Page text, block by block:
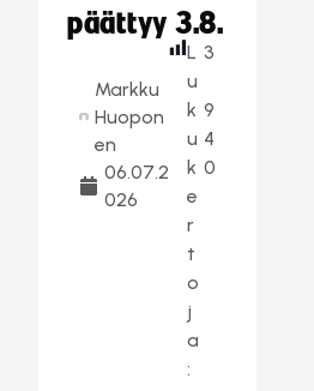
päättyy 3.8.
Markku
Huopon
en
06.07.2
026
L
u
k
u
k
e
r
t
o
j
a
:
3
9
4
0